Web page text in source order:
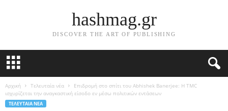
hashmag.gr
DISCOVER THE ART OF PUBLISHING
Αρχική Τελευταία νέα
Επιδρομή στο σπίτι του Abhishek Banerjee: Η TMC
ισχυρίζεται την αναγκαστική είσοδο εν μέσω πολιτικών εντάσεων
ΤΕΛΕΥΤΑΊΑ ΝΈΑ